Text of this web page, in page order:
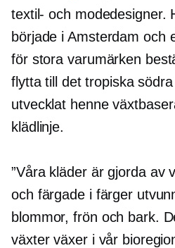
textil- och modedesigner.
började i Amsterdam och
för stora varumärken
flytta till det tropiska
utvecklat henne
klädlinje.
”Våra kläder är gjorda av
och färgade i färger
blommor, frön och bark.
växter växer i vår